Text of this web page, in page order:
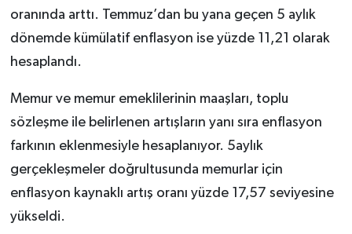
oranında arttı. Temmuz’dan bu yana geçen 5 aylık
dönemde kümülatif enflasyon ise yüzde 11,21 olarak
hesaplandı.
Memur ve memur emeklilerinin maaşları, toplu
sözleşme ile belirlenen artışların yanı sıra enflasyon
farkının eklenmesiyle hesaplanıyor. 5aylık
gerçekleşmeler doğrultusunda memurlar için
enflasyon kaynaklı artış oranı yüzde 17,57 seviyesine
yükseldi.